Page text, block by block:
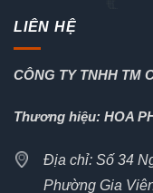
LIÊN HỆ
CÔNG TY TNHH TM
Thương hiệu: HOA
Địa chỉ: Số 34
Phường Gia